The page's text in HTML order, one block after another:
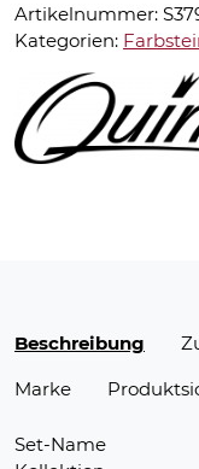
Artikelnummer:
Kategorien:
Beschreibung
Marke
Set-Name